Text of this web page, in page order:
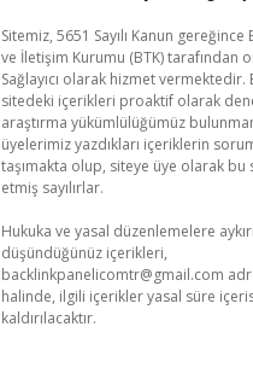
Sitemiz, 5651 Sayılı Kanun
ve İletişim Kurumu (BTK) tarafından
Sağlayıcı olarak hizmet vermektedir.
sitedeki içerikleri proaktif olarak
araştırma yükümlülüğümüz
üyelerimiz yazdıkları içeriklerin
taşımakta olup, siteye üye olarak
etmiş sayılırlar.
Hukuka ve yasal düzenlemelere
düşündüğünüz içerikleri,
backlinkpanelicomtr@gmail.com
halinde, ilgili içerikler yasal süre
kaldırılacaktır.